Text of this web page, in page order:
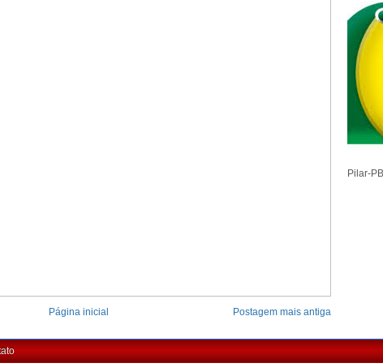
Postagem mais antiga
Página inicial
Pilar-PB